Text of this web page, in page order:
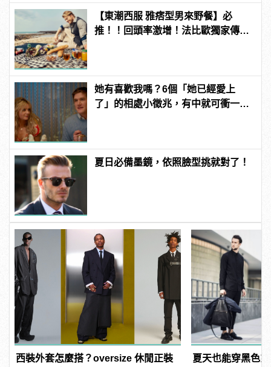
【東潮西服 雅痞型男來野餐】必
推！！回頭率激增！法比歐獨家傳
她有喜歡我嗎？6個「她已經愛上
了」的相處小徵兆，有中就可衝一
夏日必備墨鏡，依照臉型挑就對了！
西裝外套怎麼搭？oversize 休閒正裝
夏天也能穿黑色